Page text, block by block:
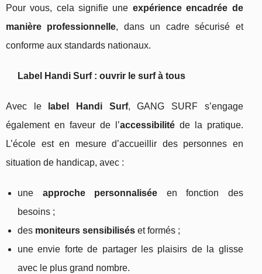
Pour vous, cela signifie une expérience encadrée de
manière professionnelle, dans un cadre sécurisé et
conforme aux standards nationaux.
Label Handi Surf : ouvrir le surf à tous
Avec le label Handi Surf, GANG SURF s’engage
également en faveur de l’accessibilitéde la pratique.
L’école est en mesure d’accueillir des personnes en
situation de handicap, avec :
une approche personnalisée en fonction des
besoins ;
des moniteurs sensibilisés et formés ;
une envie forte de partager les plaisirs de la glisse
avec le plus grand nombre.